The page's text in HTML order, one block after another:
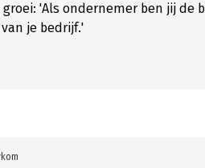
'Als ondernemer ben jij de
je bedrijf.'